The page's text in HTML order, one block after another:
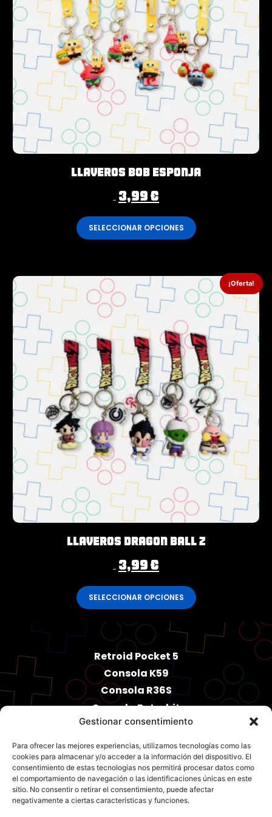
Gestionar consentimiento
Para ofrecer las mejores experiencias, utilizamos tecnologías como las
cookies para almacenar y/o acceder a la información del dispositivo. El
consentimiento de estas tecnologías nos permitirá procesar datos como
el comportamiento de navegación o las identificaciones únicas en este
sitio. No consentir o retirar el consentimiento, puede afectar
negativamente a ciertas características y funciones.
Llaveros Bob Esponja
4,99€ 3,99€
SELECCIONAR OPCIONES
¡Oferta!
Llaveros Dragon Ball Z
4,99€ 3,99€
SELECCIONAR OPCIONES
Retroid Pocket 5
Consola K59
Consola R36S
Consola Retrobit
PowKiddy X55
Accesorios